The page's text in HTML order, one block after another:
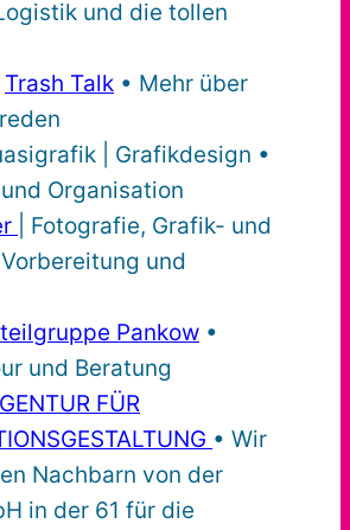
und die tollen
Trash Talk • Mehr über
| Grafikdesign •
Organisation
| Fotografie, Grafik- und
und
Pankow •
und Beratung
FÜR
• Wir
Nachbarn von der
in der 61 für die